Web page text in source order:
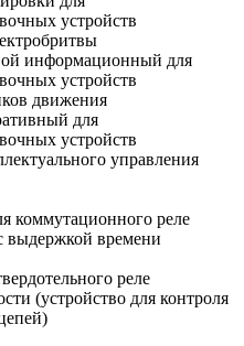
устройств
информационный для
устройств
движения
для
устройств
управления
коммутационного реле
выдержкой времени
реле
(устройство для контроля